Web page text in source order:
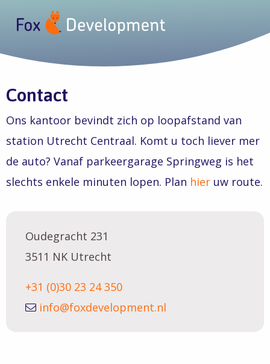
Contact
Ons kantoor bevindt zich op loopafstand van
station Utrecht Centraal. Komt u toch liever mer
de auto? Vanaf parkeergarage Springweg is het
slechts enkele minuten lopen. Plan hier uw route.
Oudegracht 231
3511 NK Utrecht
+31 (0)30 23 24 350
info@foxdevelopment.nl